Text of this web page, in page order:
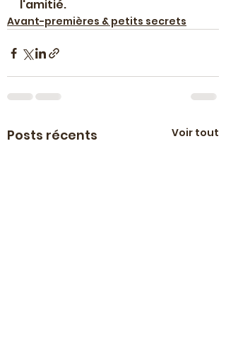
l'amitié.
Avant-premières & petits secrets
Posts récents Voir tout